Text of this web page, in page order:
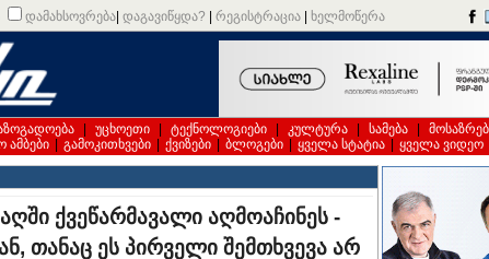
დამახსოვრება დაგავიწყდა? რეგისტრაცია ხელმოწერა
უცხოეთი ტექნოლოგიები კულტურა სამება
გამოკითხვები ქვიზები ბლოგები ყველა სტატია ყველა ვიდეო
ქვეწარმავალი აღმოაჩინეს -
თანაც ეს პირველი შემთხვევა არ